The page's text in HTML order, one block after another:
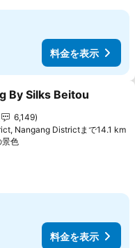
料金を表示
入りに追加
By Silks Beitou
ク
6,149
Nangang Districtまで14.1 km
景色料金を表示
料金を表示